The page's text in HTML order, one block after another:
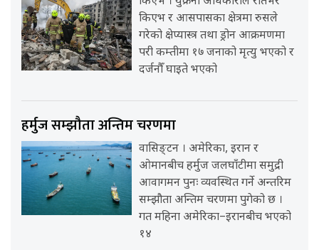
किएभ र आसपासका क्षेत्रमा रुसले
गरेको क्षेप्यास्त्र तथा ड्रोन आक्रमणमा
परी कम्तीमा १७ जनाको मृत्यु भएको र
दर्जनौँ घाइते भएको
हर्मुज सम्झौता अन्तिम चरणमा
वासिङ्टन । अमेरिका, इरान र
ओमानबीच हर्मुज जलघाँटीमा समुद्री
आवागमन पुनः व्यवस्थित गर्ने अन्तरिम
सम्झौता अन्तिम चरणमा पुगेको छ ।
गत महिना अमेरिका–इरानबीच भएको
१४